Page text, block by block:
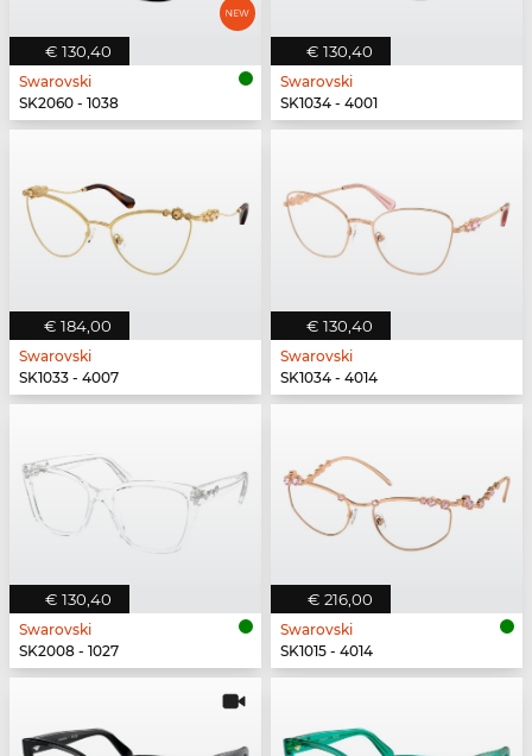
€ 130,40
Swarovski
SK2060 - 1038
€ 130,40
Swarovski
SK1034 - 4001
€ 184,00
Swarovski
SK1033 - 4007
€ 130,40
Swarovski
SK1034 - 4014
€ 130,40
Swarovski
SK2008 - 1027
€ 216,00
Swarovski
SK1015 - 4014